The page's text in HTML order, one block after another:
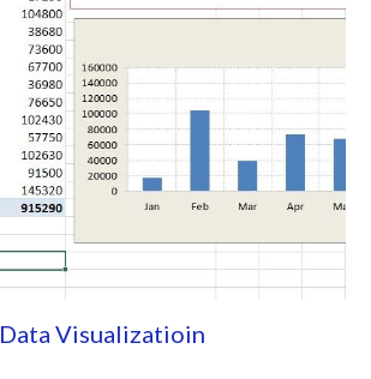
Data Visualizatioin